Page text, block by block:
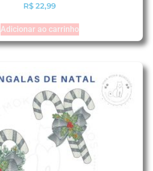
R$ 22,99
Adicionar ao carrinho